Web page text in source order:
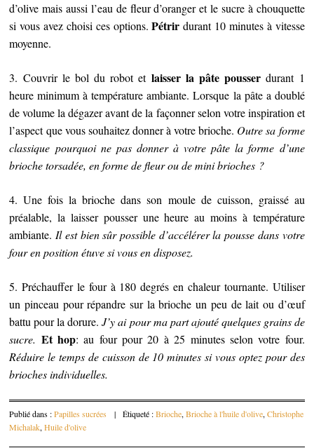
d’olive mais aussi l’eau de fleur d’oranger et le sucre à chouquette
si vous avez choisi ces options.Pétrir durant 10 minutes à vitesse
moyenne.
3. Couvrir le bol du robot et laisser la pâte pousser durant 1
heure minimum à température ambiante. Lorsque la pâte a doublé
de volume la dégazer avant de la façonner selon votre inspiration et
l’aspect que vous souhaitez donner à votre brioche. Outre sa forme
classique pourquoi ne pas donner à votre pâte la forme d’une
brioche torsadée, en forme de fleur ou de mini brioches ?
4. Une fois la brioche dans son moule de cuisson, graissé au
préalable, la laisser pousser une heure au moins à température
ambiante. Il est bien sûr possible d’accélérer la pousse dans votre
four en position étuve si vous en disposez.
5. Préchauffer le four à 180 degrés en chaleur tournante. Utiliser
un pinceau pour répandre sur la brioche un peu de lait ou d’œuf
battu pour la dorure.J’y ai pour ma part ajouté quelques grains de
sucre. Et hop: au four pour 20 à 25 minutes selon votre four.
Réduire le temps de cuisson de 10 minutes si vous optez pour des
brioches individuelles.
Publié dans :Papilles sucrées | Étiqueté :Brioche,Brioche à l'huile d'olive,Christophe
Michalak,Huile d'olive